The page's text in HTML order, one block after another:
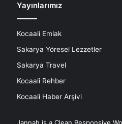
Yayınlarımız
Kocaali Emlak
Sakarya Yöresel Lezzetler
Sakarya Travel
Kocaali Rehber
Kocaali Haber Arşivi